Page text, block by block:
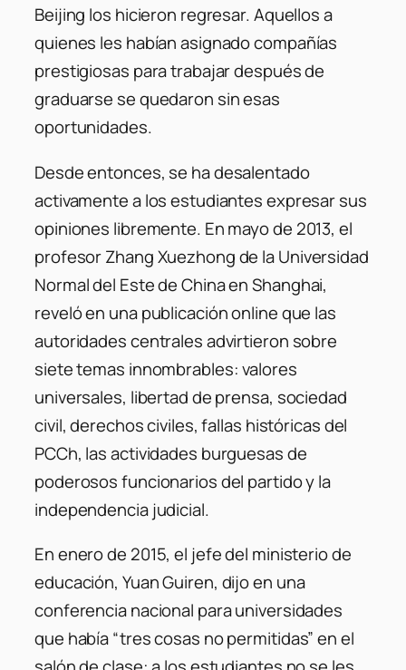
Beijing los hicieron regresar. Aquellos a
quienes les habían asignado compañías
prestigiosas para trabajar después de
graduarse se quedaron sin esas
oportunidades.
Desde entonces, se ha desalentado
activamente a los estudiantes expresar sus
opiniones libremente. En mayo de 2013, el
profesor Zhang Xuezhong de la Universidad
Normal del Este de China en Shanghai,
reveló en una publicación online que las
autoridades centrales advirtieron sobre
siete temas innombrables: valores
universales, libertad de prensa, sociedad
civil, derechos civiles, fallas históricas del
PCCh, las actividades burguesas de
poderosos funcionarios del partido y la
independencia judicial.
En enero de 2015, el jefe del ministerio de
educación, Yuan Guiren, dijo en una
conferencia nacional para universidades
que había “tres cosas no permitidas” en el